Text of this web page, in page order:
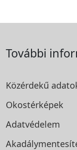
További
Közérdekű
Okostérképek
Adatvédelem